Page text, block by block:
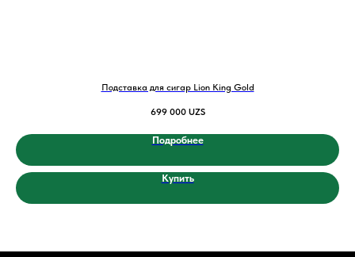
Подставка для сигар Lion King Gold
699 000 UZS
Подробнее
Купить